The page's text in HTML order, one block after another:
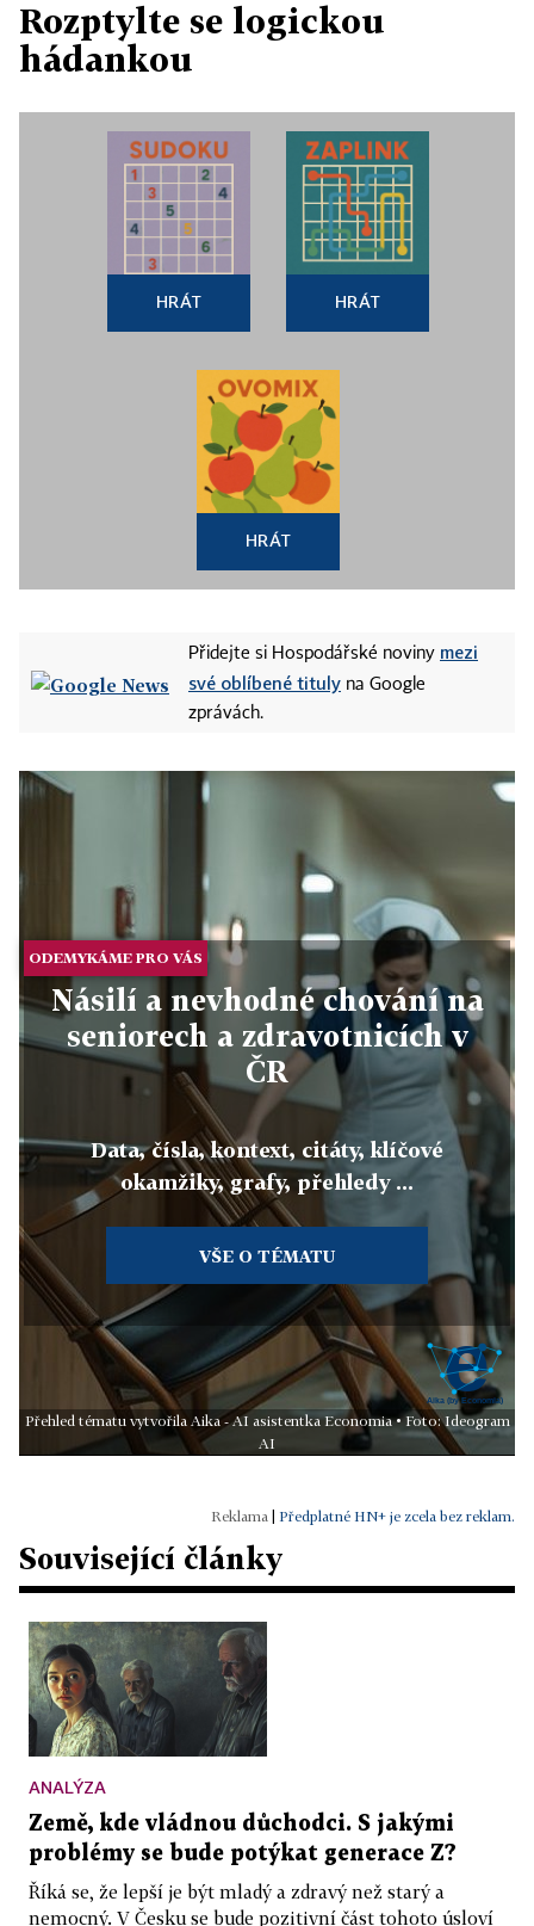
Rozptylte se logickou
hádankou
HRÁT HRÁT
HRÁT
Přidejte si Hospodářské noviny mezi
své oblíbené tituly na Google
zprávách.
ODEMYKÁME PRO VÁS
Násilí a nevhodné chování na
seniorech a zdravotnicích v
ČR
Data, čísla, kontext, citáty, klíčové
okamžiky, grafy, přehledy ...
VŠE O TÉMATU
Přehled tématu vytvořila Aika - AI asistentka Economia • Foto: Ideogram
AI
Předplatné HN+ je zcela bez reklam.
Související články
ANALÝZA
Země, kde vládnou důchodci. S jakými
problémy se bude potýkat generace Z?
Říká se, že lepší je být mladý a zdravý než starý a
nemocný. V Česku se bude pozitivní část tohoto úsloví